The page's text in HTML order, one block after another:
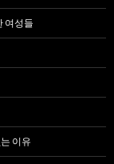
여성들
이유